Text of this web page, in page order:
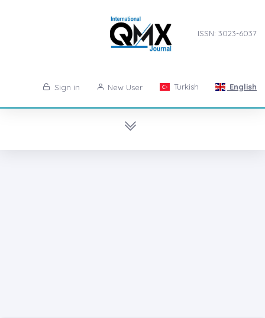
ISSN: 3023-6037
Sign in New User Turkish English